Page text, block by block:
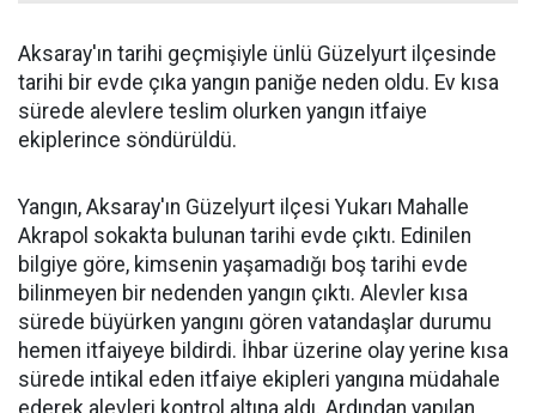
Aksaray'ın tarihi geçmişiyle ünlü Güzelyurt ilçesinde
tarihi bir evde çıka yangın paniğe neden oldu. Ev kısa
sürede alevlere teslim olurken yangın itfaiye
ekiplerince söndürüldü.
Yangın, Aksaray'ın Güzelyurt ilçesi Yukarı Mahalle
Akrapol sokakta bulunan tarihi evde çıktı. Edinilen
bilgiye göre, kimsenin yaşamadığı boş tarihi evde
bilinmeyen bir nedenden yangın çıktı. Alevler kısa
sürede büyürken yangını gören vatandaşlar durumu
hemen itfaiyeye bildirdi. İhbar üzerine olay yerine kısa
sürede intikal eden itfaiye ekipleri yangına müdahale
ederek alevleri kontrol altına aldı. Ardından yapılan